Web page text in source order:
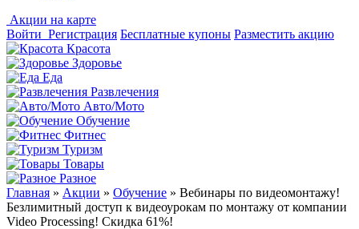
Акции на карте
Войти Регистрация Бесплатные купоны Разместить акцию
Красота
Здоровье
Еда
Развлечения
Авто/Мото
Обучение
Фитнес
Туризм
Товары
Разное
Главная » Акции » Обучение » Вебинары по видеомонтажу!
Безлимитный доступ к видеоурокам по монтажу от компании
Video Processing! Скидка 61%!